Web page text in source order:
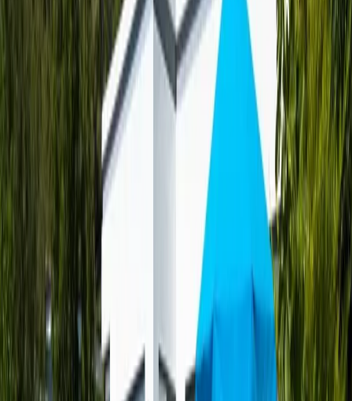
uyanıp, tertemiz havada huzurlu bir kahvaltı yapabilirsiniz. Gün
boyunca doğanın sunduğu eşsiz manzarayı izleyerek rahatlayabilir,
akşamları ise yıldızların altında romantik anlar yaşayabilirsiniz.
Üzümlü bölgesi, doğa yürüyüşleri ve keşif turları için harika bir
ortam sunar. Bölgedeki temiz hava ve sakinlik, şehrin stresinden
uzaklaşmanızı sağlar. Villamızın konumu sayesinde, Kaş ve
Kalkan’ın eşsiz koylarını keşfetmek de oldukça kolaydır. Ayrıca,
yakın çevrede birçok tarihi ve doğal güzellik yer almaktadır. Gün
içinde Saklıkent Kanyonu’nu ziyaret edebilir, Patara Plajı’nda
yürüyüş yapabilir ya da tekne turları ile turkuaz suların keyfini
çıkarabilirsiniz.
Oda Bilgileri;
Mutfak: Buzdolabı, bulaşık makinesi, çamaşır makinesi, ankastre
fırın, ankastre 4’lü ocak, elektrikli su ısıtıcısı, yemek masası, çatal &
bıçak takımı ve gerekli tüm mutfak ekipmanlar mevcuttur.
Salon:
Amerikan mutfağa sahip olan salonumuzda; oturma grubu,
TV, klima ve yemek masası bulunmaktadır.
Havuz terasında güneşlenme terası, duş, özel
yüzme havuzu, şezlonglar, güneş şemsiyeleri, bahçe yemek masası
& sandalyeler ve barbekü bulunmaktadır.